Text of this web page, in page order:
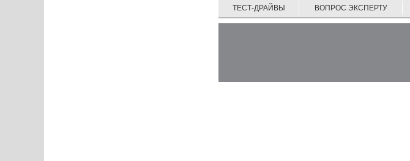
ТЕСТ-ДРАЙВЫ ВОПРОС ЭКСПЕРТУ